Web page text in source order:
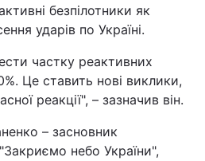
безпілотники як
ударів по Україні.
частку реактивних
Це ставить нові виклики,
реакції", – зазначив він.
– засновник
небо України",